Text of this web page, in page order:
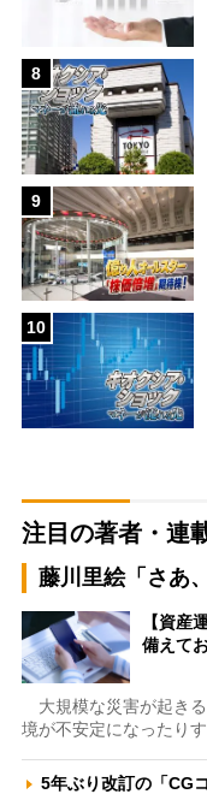
8
9
10
注目の著者・連
藤川里絵「さあ
【資産
備えて
大規模な災害が起き
境が不安定になったり
5年ぶり改訂の「CG